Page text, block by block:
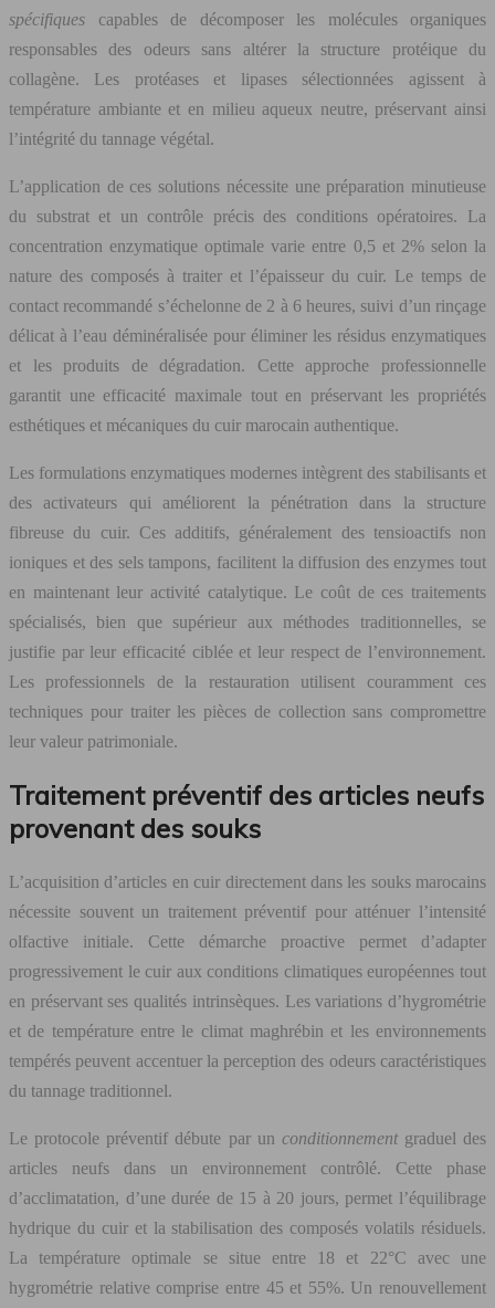
spécifiques capables de décomposer les molécules organiques
responsables des odeurs sans altérer la structure protéique du
collagène. Les protéases et lipases sélectionnées agissent à
température ambiante et en milieu aqueux neutre, préservant ainsi
l’intégrité du tannage végétal.
L’application de ces solutions nécessite une préparation minutieuse
du substrat et un contrôle précis des conditions opératoires. La
concentration enzymatique optimale varie entre 0,5 et 2% selon la
nature des composés à traiter et l’épaisseur du cuir. Le temps de
contact recommandé s’échelonne de 2 à 6 heures, suivi d’un rinçage
délicat à l’eau déminéralisée pour éliminer les résidus enzymatiques
et les produits de dégradation. Cette approche professionnelle
garantit une efficacité maximale tout en préservant les propriétés
esthétiques et mécaniques du cuir marocain authentique.
Les formulations enzymatiques modernes intègrent des stabilisants et
des activateurs qui améliorent la pénétration dans la structure
fibreuse du cuir. Ces additifs, généralement des tensioactifs non
ioniques et des sels tampons, facilitent la diffusion des enzymes tout
en maintenant leur activité catalytique. Le coût de ces traitements
spécialisés, bien que supérieur aux méthodes traditionnelles, se
justifie par leur efficacité ciblée et leur respect de l’environnement.
Les professionnels de la restauration utilisent couramment ces
techniques pour traiter les pièces de collection sans compromettre
leur valeur patrimoniale.
Traitement préventif des articles neufs
provenant des souks
L’acquisition d’articles en cuir directement dans les souks marocains
nécessite souvent un traitement préventif pour atténuer l’intensité
olfactive initiale. Cette démarche proactive permet d’adapter
progressivement le cuir aux conditions climatiques européennes tout
en préservant ses qualités intrinsèques. Les variations d’hygrométrie
et de température entre le climat maghrébin et les environnements
tempérés peuvent accentuer la perception des odeurs caractéristiques
du tannage traditionnel.
Le protocole préventif débute par un conditionnement graduel des
articles neufs dans un environnement contrôlé. Cette phase
d’acclimatation, d’une durée de 15 à 20 jours, permet l’équilibrage
hydrique du cuir et la stabilisation des composés volatils résiduels.
La température optimale se situe entre 18 et 22°C avec une
hygrométrie relative comprise entre 45 et 55%. Un renouvellement